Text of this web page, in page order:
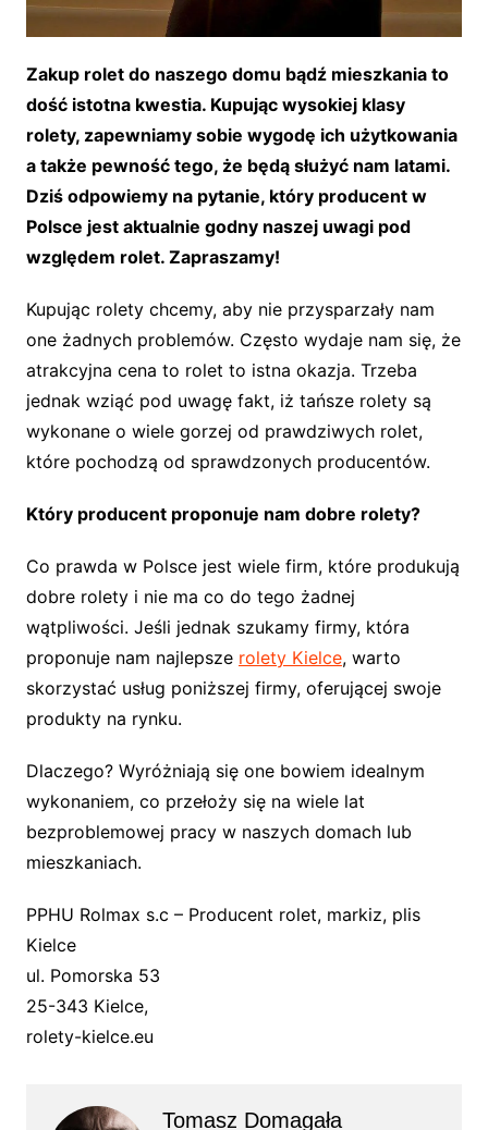
Zakup rolet do naszego domu bądź mieszkania to
dość istotna kwestia. Kupując wysokiej klasy
rolety, zapewniamy sobie wygodę ich użytkowania
a także pewność tego, że będą służyć nam latami.
Dziś odpowiemy na pytanie, który producent w
Polsce jest aktualnie godny naszej uwagi pod
względem rolet. Zapraszamy!
Kupując rolety chcemy, aby nie przysparzały nam
one żadnych problemów. Często wydaje nam się, że
atrakcyjna cena to rolet to istna okazja. Trzeba
jednak wziąć pod uwagę fakt, iż tańsze rolety są
wykonane o wiele gorzej od prawdziwych rolet,
które pochodzą od sprawdzonych producentów.
Który producent proponuje nam dobre rolety?
Co prawda w Polsce jest wiele firm, które produkują
dobre rolety i nie ma co do tego żadnej
wątpliwości. Jeśli jednak szukamy firmy, która
proponuje nam najlepsze rolety Kielce, warto
skorzystać usług poniższej firmy, oferującej swoje
produkty na rynku.
Dlaczego? Wyróżniają się one bowiem idealnym
wykonaniem, co przełoży się na wiele lat
bezproblemowej pracy w naszych domach lub
mieszkaniach.
PPHU Rolmax s.c – Producent rolet, markiz, plis
Kielce
ul. Pomorska 53
25-343 Kielce,
rolety-kielce.eu
Tomasz Domagała